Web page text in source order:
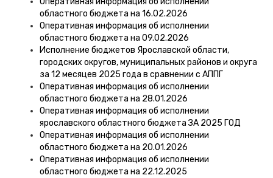
областного бюджета на 16.02.2026
Оперативная информация об исполнении
областного бюджета на 09.02.2026
Исполнение бюджетов Ярославской области,
городских округов, муниципальных районов и округа
за 12 месяцев 2025 года в сравнении с АППГ
Оперативная информация об исполнении
областного бюджета на 28.01.2026
Оперативная информация об исполнении
ярославского областного бюджета ЗА 2025 ГОД
Оперативная информация об исполнении
областного бюджета на 20.01.2026
Оперативная информация об исполнении
областного бюджета на 22.12.2025